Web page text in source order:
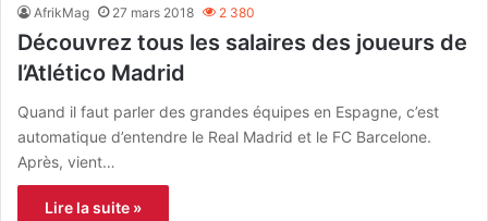
AfrikMag 27 mars 2018 2 380
Découvrez tous les salaires des joueurs de
l’Atlético Madrid
Quand il faut parler des grandes équipes en Espagne, c’est
automatique d’entendre le Real Madrid et le FC Barcelone.
Après, vient…
Lire la suite »